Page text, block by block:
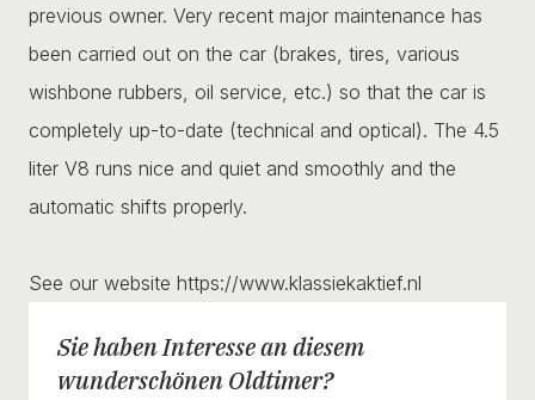
previous owner. Very recent major maintenance has
been carried out on the car (brakes, tires, various
wishbone rubbers, oil service, etc.) so that the car is
completely up-to-date (technical and optical). The 4.5
liter V8 runs nice and quiet and smoothly and the
automatic shifts properly.
See our website https://www.klassiekaktief.nl
Sie haben Interesse an diesem
wunderschönen Oldtimer?